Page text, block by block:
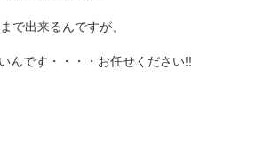
で出来るんですが、
んです・・・・お任せください!!